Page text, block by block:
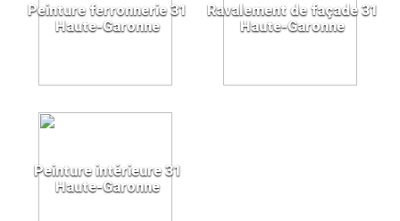
Peinture ferronnerie 31
Haute-Garonne
Ravalement de façade 31
Haute-Garonne
Peinture intérieure 31
Haute-Garonne